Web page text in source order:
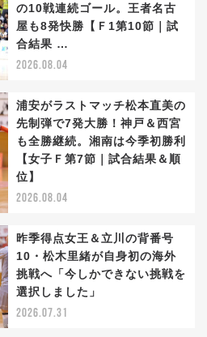
の10戦連続ゴール。王者名古
屋も8発快勝【Ｆ1第10節｜試
合結果 …
2026.08.04
浦安がラストマッチ松本直美の
先制弾で7発大勝！神戸＆西宮
も全勝継続。湘南は今季初勝利
【女子Ｆ第7節｜試合結果＆順
位】
2026.08.04
昨季得点女王＆立川の背番号
10・松木里緒が自身初の海外
挑戦へ「今しかできない挑戦を
選択しました」
2026.07.31